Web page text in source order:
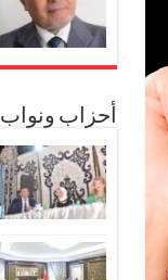
أحزاب ونواب